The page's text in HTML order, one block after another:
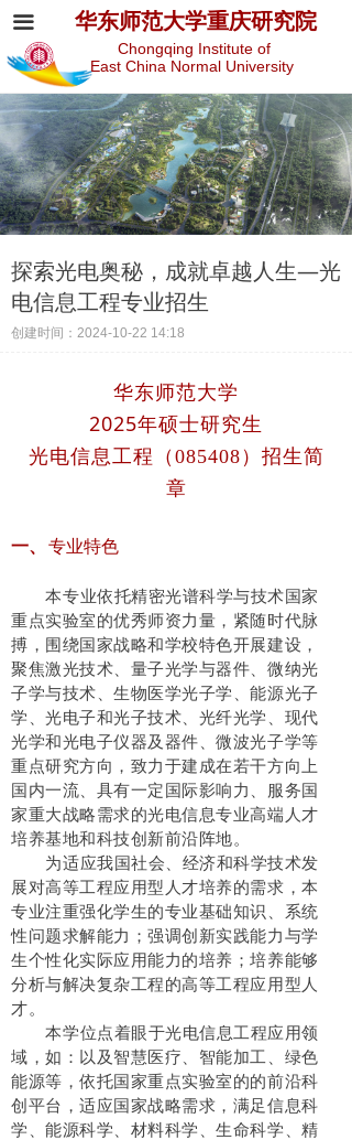
끀 华东师范大学重庆研究院
Chongqing Institute of
East China Normal University
探索光电奥秘，成就卓越人生—光
电信息工程专业招生
创建时间： 2024-10-22 14:18
华东师范大学
2025年硕士研究生
光电信息工程 （085408）招生简
章
一、 专业特色
本专业依托精密光谱科学与技术国家
重点实验室的优秀师资力量，紧随时代脉
搏，围绕国家战略和学校特色开展建设，
聚焦激光技术、量子光学与器件、微纳光
子学与技术、生物医学光子学、能源光子
学、光电子和光子技术、光纤光学、现代
光学和光电子仪器及器件、微波光子学等
重点研究方向，致力于建成在若干方向上
国内一流、具有一定国际影响力、服务国
家重大战略需求的光电信息专业高端人才
培养基地和科技创新前沿阵地。
为适应我国社会、经济和科学技术发
展对高等工程应用型人才培养的需求，本
专业注重强化学生的专业基础知识、系统
性问题求解能力；强调创新实践能力与学
生个性化实际应用能力的培养；培养能够
分析与解决复杂工程的高等工程应用型人
才。
本学位点着眼于光电信息工程应用领
域，如：以及智慧医疗、智能加工、绿色
能源等，依托国家重点实验室的的前沿科
创平台，适应国家战略需求，满足信息科
学、能源科学、材料科学、生命科学、精